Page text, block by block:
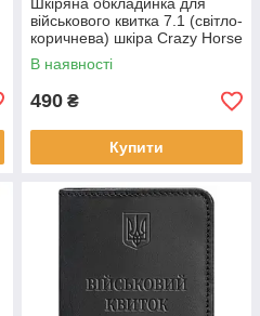
військового квитка 7.1 (світло-
коричнева) шкіра Crazy Horse
В наявності
490 ₴
Купити